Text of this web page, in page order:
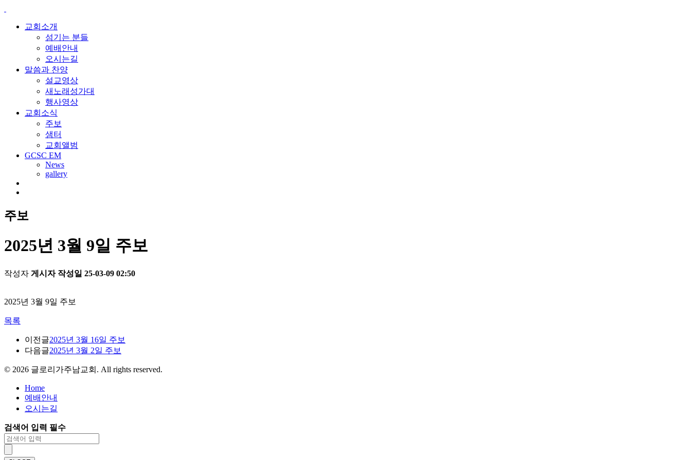
교회소개
섬기는 분들
예배안내
오시는길
말씀과 찬양
설교영상
새노래성가대
행사영상
교회소식
주보
샘터
교회앨범
GCSC EM
News
gallery
주보
2025년 3월 9일 주보
작성자 게시자 작성일 25-03-09 02:50
2025년 3월 9일 주보
목록
이전글2025년 3월 16일 주보
다음글2025년 3월 2일 주보
© 2026 글로리가주남교회. All rights reserved.
Home
예배안내
오시는길
검색어 입력 필수